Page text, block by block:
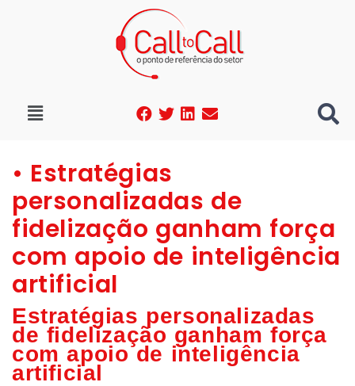
• Estratégias
personalizadas de
fidelização ganham força
com apoio de inteligência
artificial
Estratégias personalizadas
de fidelização ganham força
com apoio de inteligência
artificial